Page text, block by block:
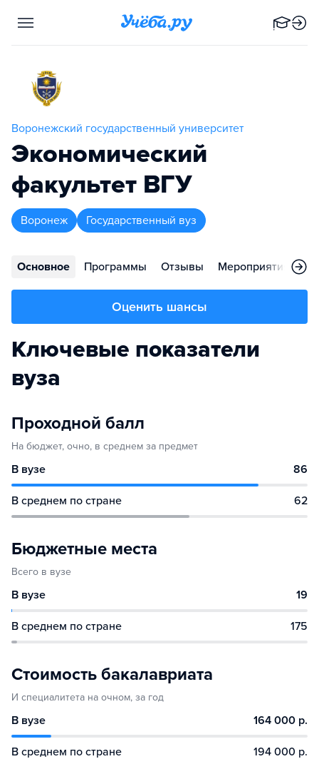
Воронежский государственный университет
Экономический
факультет ВГУ
Воронеж Государственный вуз
Основное Программы Отзывы Мероприятия
Оценить шансы
Ключевые показатели
вуза
Проходной балл
На бюджет, очно, в среднем за предмет
В вузе 86
В среднем по стране 62
Бюджетные места
Всего в вузе
В вузе 19
В среднем по стране 175
Стоимость бакалавриата
И специалитета на очном, за год
В вузе 164 000 р.
В среднем по стране 194 000 р.